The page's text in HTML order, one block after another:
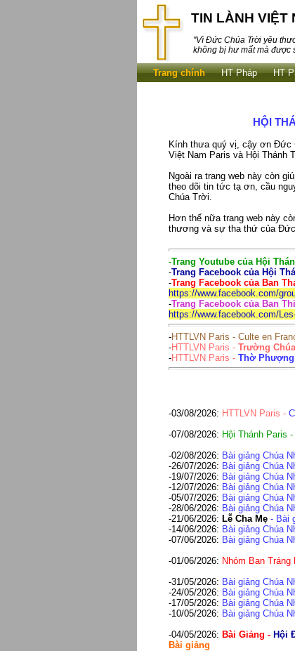
TIN LÀNH VIỆT
"Vì Đức Chúa Trời yêu
không bị hư mất mà được
Trang chính HT Pháp HT
HỘI
Kính thưa quý vị, cậy ơn Đức
Việt Nam Paris và Hội Thánh
Ngoài ra trang web này còn
theo dõi tin tức tạ ơn, cầu
Chúa Trời.
Hơn thế nữa trang web này
thương và sự tha thứ của Đức
-Trang Youtube của Hội
-Trang Facebook của Hội
-Trang Facebook của Ban
https://www.facebook.com/
-Trang Facebook của Ban
https://www.facebook.com/
-HTTLVN Paris - Culte en
-HTTLVN Paris - Trường
-HTTLVN Paris - Thờ
-03/08/2026: HTTLVN Paris -
-07/08/2026: Hội Thánh Paris
-02/08/2026: Bài giảngChúa
-26/07/2026: Bài giảngChúa
-19/07/2026: Bài giảng Chúa
-12/07/2026: Bài giảng Chúa
-05/07/2026: Bài giảng Chúa
-28/06/2026: Bài giảngChúa
-21/06/2026: Lễ Cha Mẹ- Bài
-14/06/2026: Bài giảng Chúa
-07/06/2026: Bài giảng Chúa
-01/06/2026: Nhóm Ban
-31/05/2026: Bài giảng Chúa
-24/05/2026: Bài giảng Chúa
-17/05/2026: Bài giảngChúa
-10/05/2026: Bài giảngChúa
-04/05/2026: Bài Giảng - Hội
Bài giảng